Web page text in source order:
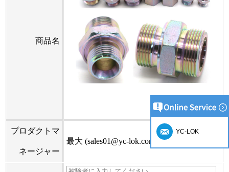
商品名
プロダクトマ
ネージャー
最大 (sales01@yc-lok.com)
YC-LOK